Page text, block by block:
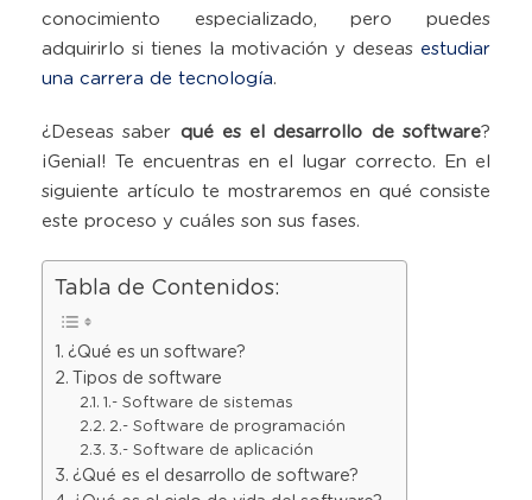
conocimiento especializado, pero puedes
adquirirlo si tienes la motivación y deseas estudiar
una carrera de tecnología.
¿Deseas saber qué es el desarrollo de software?
¡Genial! Te encuentras en el lugar correcto. En el
siguiente artículo te mostraremos en qué consiste
este proceso y cuáles son sus fases.
Tabla de Contenidos:
¿Qué es un software?
Tipos de software
1.- Software de sistemas
2.- Software de programación
3.- Software de aplicación
¿Qué es el desarrollo de software?